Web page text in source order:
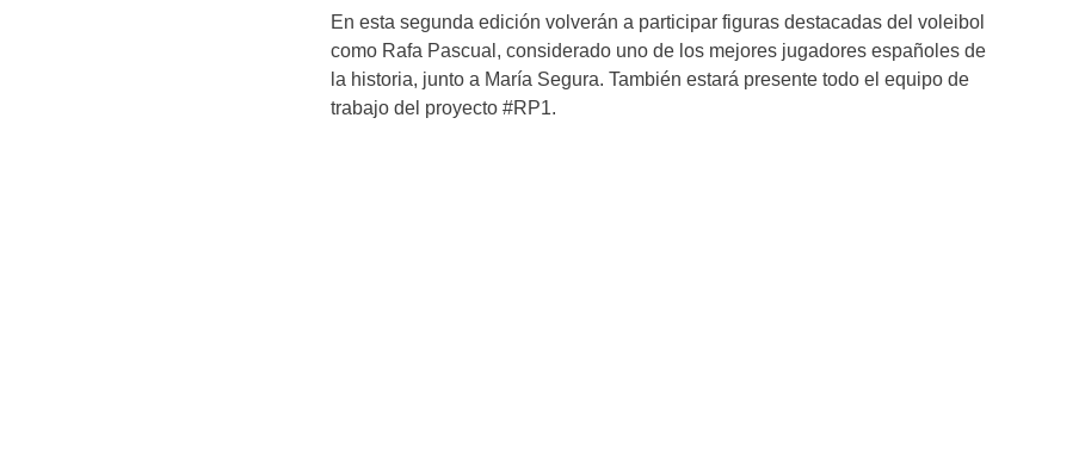
En esta segunda edición volverán a participar figuras destacadas del voleibol
como Rafa Pascual, considerado uno de los mejores jugadores españoles de
la historia, junto a María Segura. También estará presente todo el equipo de
trabajo del proyecto #RP1.